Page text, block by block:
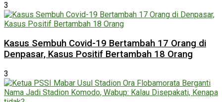
3
Kasus Sembuh Covid-19 Bertambah 17 Orang di
Denpasar, Kasus Positif Bertambah 18 Orang
3